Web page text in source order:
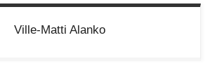
Ville-Matti Alanko